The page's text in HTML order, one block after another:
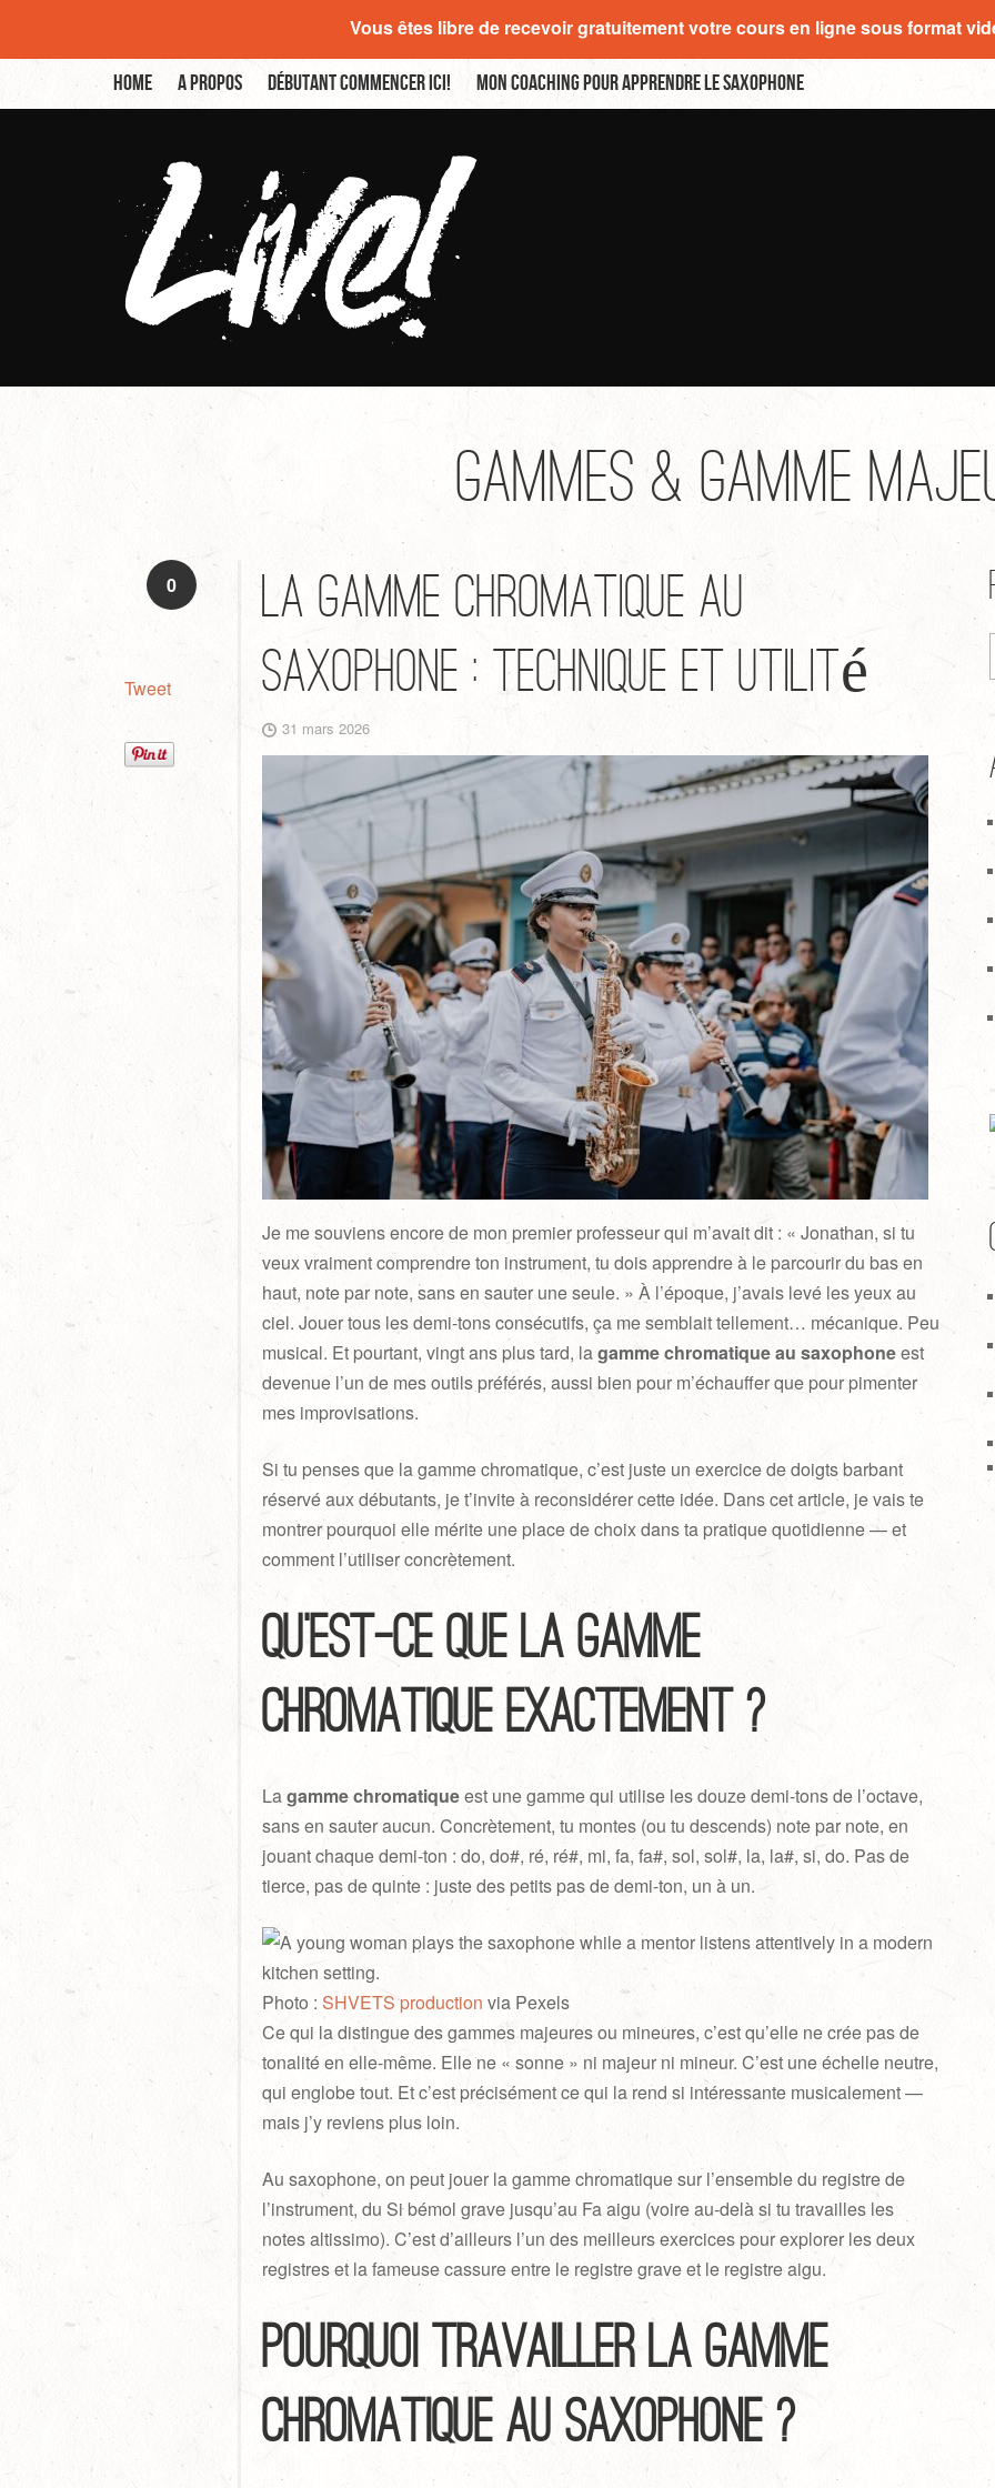
Home A propos Débutant commencer ici! Mon coaching pour apprendre le saxophone
Gammes & Gamme
0
Tweet
La gamme chromatique au
saxophone : technique et utilité
31 mars 2026
Je me souviens encore de mon premier professeur qui m’avait dit : « Jonathan, si tu
veux vraiment comprendre ton instrument, tu dois apprendre à le parcourir du bas en
haut, note par note, sans en sauter une seule. » À l’époque, j’avais levé les yeux au
ciel. Jouer tous les demi-tons consécutifs, ça me semblait tellement… mécanique. Peu
musical. Et pourtant, vingt ans plus tard, lagamme chromatique au saxophoneest
devenue l’un de mes outils préférés, aussi bien pour m’échauffer que pour pimenter
mes improvisations.
Si tu penses que la gamme chromatique, c’est juste un exercice de doigts barbant
réservé aux débutants, je t’invite à reconsidérer cette idée. Dans cet article, je vais te
montrer pourquoi elle mérite une place de choix dans ta pratique quotidienne — et
comment l’utiliser concrètement.
Qu’est-ce que la gamme
chromatique exactement ?
Lagamme chromatiqueest une gamme qui utilise les douze demi-tons de l’octave,
sans en sauter aucun. Concrètement, tu montes (ou tu descends) note par note, en
jouant chaque demi-ton : do, do#, ré, ré#, mi, fa, fa#, sol, sol#, la, la#, si, do. Pas de
tierce, pas de quinte : juste des petits pas de demi-ton, un à un.
Photo :SHVETS production via Pexels
Ce qui la distingue des gammes majeures ou mineures, c’est qu’elle ne crée pas de
tonalité en elle-même. Elle ne « sonne » ni majeur ni mineur. C’est une échelle neutre,
qui englobe tout. Et c’est précisément ce qui la rend si intéressante musicalement —
mais j’y reviens plus loin.
Au saxophone, on peut jouer la gamme chromatique sur l’ensemble du registre de
l’instrument, du Si bémol grave jusqu’au Fa aigu (voire au-delà si tu travailles les
notes altissimo). C’est d’ailleurs l’un des meilleurs exercices pour explorer les deux
registres et la fameuse cassure entre le registre grave et le registre aigu.
Pourquoi travailler la gamme
chromatique au saxophone ?
Vous êtes libre de recevoir gratuitement votre cours en ligne sous format